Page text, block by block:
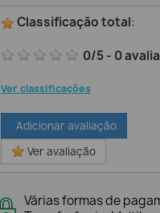
Classificação total:
0/5- 0
Ver classificações
Adicionar avaliação
Ver avaliação
Várias formas de